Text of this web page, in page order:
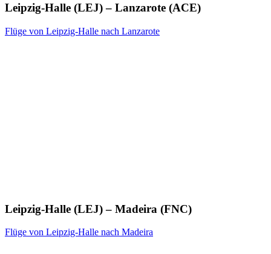
Leipzig-Halle (LEJ) – Lanzarote (ACE)
Flüge von Leipzig-Halle nach Lanzarote
Leipzig-Halle (LEJ) – Madeira (FNC)
Flüge von Leipzig-Halle nach Madeira